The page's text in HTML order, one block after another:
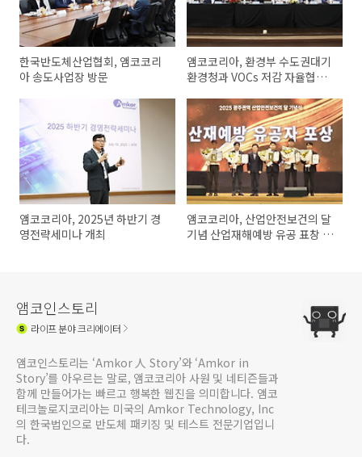
한국반도체산업협회, 앰코코리
아 송도사업장 방문
앰코코리아, 환경부 수도권대기
환경청과 VOCs 저감 자율협약
앰코코리아, 2025년 하반기 경
영전략세미나 개최
앰코코리아, 산업안전보건의 달
기념 산업재해예방 유공 표창 수
앰코인스토리
라이프분야 크리에이터
앰코인스토리는 ‘Amkor 人 Story’와 ‘Amkor in
Story’를 아우르는 말로, 앰코코리아 사원 및 네티즌들과
함께 만들어가는 빠르고 행복한 웹진을 의미합니다. 앰코
테크놀로지코리아는 미국의 Amkor Technology, Inc
의 한국법인으로 반도체 패키징 및 테스트 전문기업입니
다.